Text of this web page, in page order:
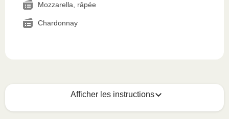
Mozzarella, râpée
Chardonnay
Afficher les instructions
Voici quoi faire :